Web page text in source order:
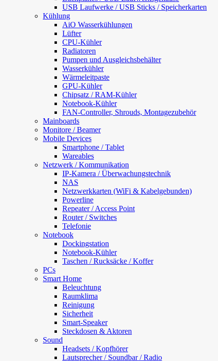
USB Laufwerke / USB Sticks / Speicherkarten
Kühlung
AiO Wasserkühlungen
Lüfter
CPU-Kühler
Radiatoren
Pumpen und Ausgleichsbehälter
Wasserkühler
Wärmeleitpaste
GPU-Kühler
Chipsatz / RAM-Kühler
Notebook-Kühler
FAN-Controller, Shrouds, Montagezubehör
Mainboards
Monitore / Beamer
Mobile Devices
Smartphone / Tablet
Wareables
Netzwerk / Kommunikation
IP-Kamera / Überwachungstechnik
NAS
Netzwerkkarten (WiFi & Kabelgebunden)
Powerline
Repeater / Access Point
Router / Switches
Telefonie
Notebook
Dockingstation
Notebook-Kühler
Taschen / Rucksäcke / Koffer
PCs
Smart Home
Beleuchtung
Raumklima
Reinigung
Sicherheit
Smart-Speaker
Steckdosen & Aktoren
Sound
Headsets / Kopfhörer
Lautsprecher / Soundbar / Radio